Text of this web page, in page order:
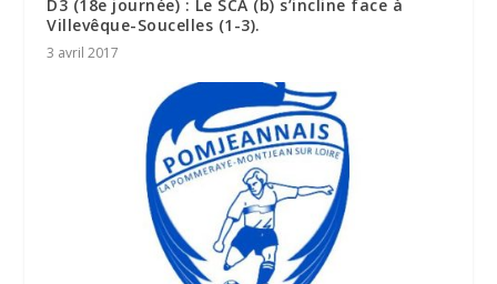
D3 (18e journée) : Le SCA (b) s’incline face à
Villevêque-Soucelles (1-3).
3 avril 2017